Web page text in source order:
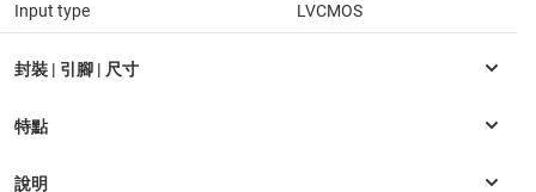
Input type LVCMOS